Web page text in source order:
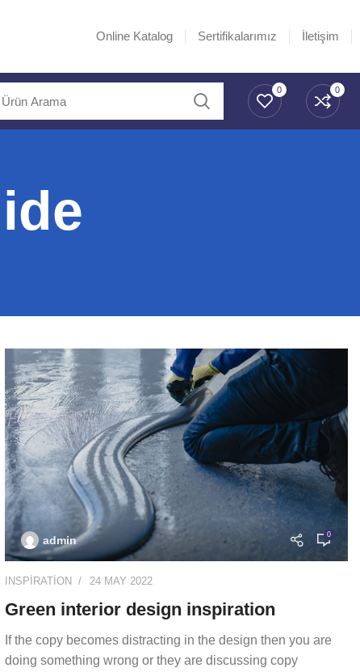
Online Katalog Sertifikalarımız İletişim
0 0
admin 0
INSPIRATION 24 MAY 2022
Green interior design inspiration
If the copy becomes distracting in the design then you are
doing something wrong or they are discussing copy